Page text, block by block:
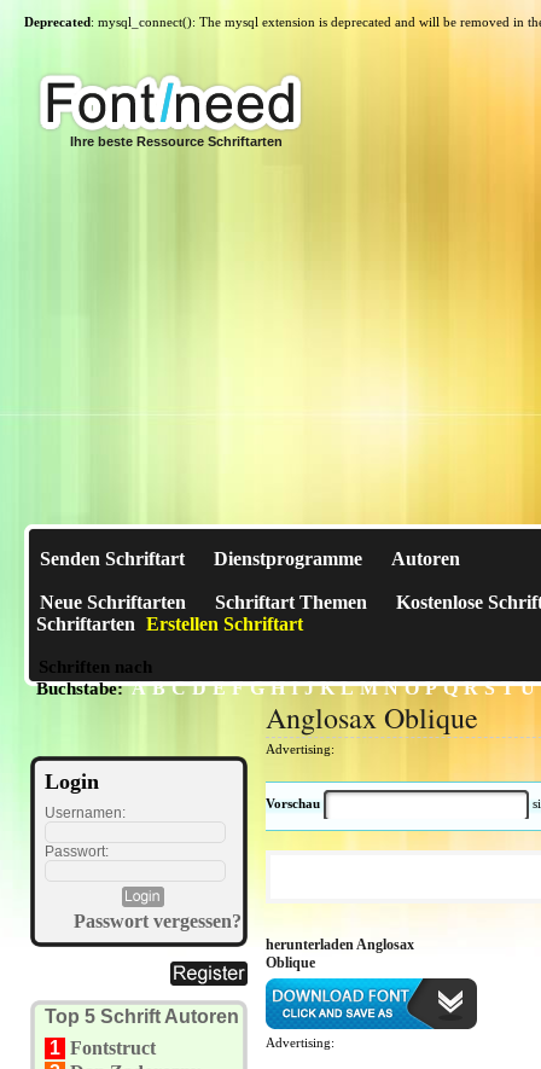
Deprecated: mysql_connect(): The mysql extension is deprecated and will be removed in
Ihre beste Ressource Schriftarten
Senden Schriftart Dienstprogramme Autoren
Neue Schriftarten Schriftart Themen
Kostenlose
Schriftarten Erstellen Schriftart
Schriften nach
Buchstabe:A B C D E F G H I J K L M N O P Q R S T U
Login
Usernamen:
Passwort:
Passwort vergessen?
Top 5 Schrift Autoren
1 Fontstruct
Anglosax Oblique
Advertising:
Vorschau
herunterladen Anglosax
Oblique
Advertising: